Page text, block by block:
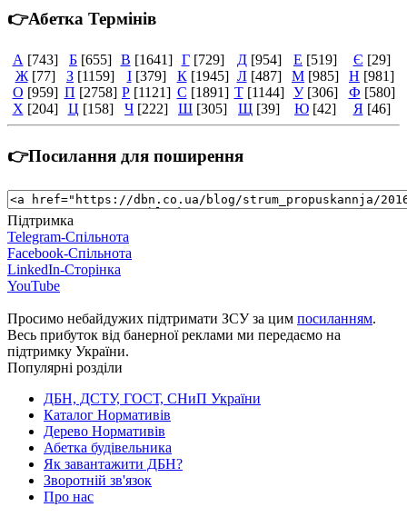
👉Абетка Термінів
А [743] Б [655] В [1641] Г [729] Д [954] Е [519] Є [29]
Ж [77] З [1159] І [379] К [1945] Л [487] М [985] Н [981]
О [959] П [2758] Р [1121] С [1891] Т [1144] У [306] Ф [580]
Х [204] Ц [158] Ч [222] Ш [305] Щ [39] Ю [42] Я [46]
👉Посилання для поширення
Підтримка
Telegram-Спільнота
Facebook-Спільнота
LinkedIn-Сторінка
YouTube
Просимо небайдужих підтримати ЗСУ за цим посиланням.
Весь прибуток від банерної реклами ми передаємо на
підтримку України.
Популярні розділи
ДБН, ДСТУ, ГОСТ, СНиП України
Каталог Нормативів
Дерево Нормативів
Абетка будівельника
Як завантажити ДБН?
Зворотній зв'язок
Про нас